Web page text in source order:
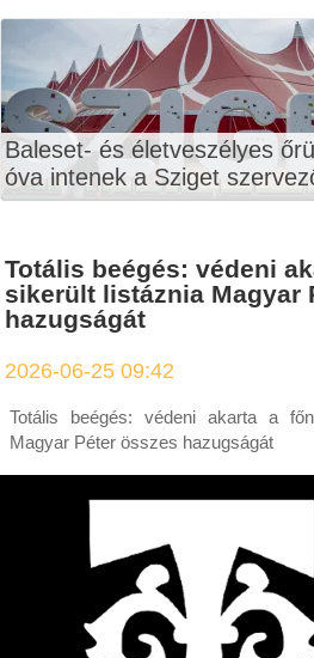
Baleset- és életveszélyes
óva intenek a Sziget
Totális beégés: védeni
sikerült listáznia Magyar
hazugságát
2026-06-25 09:42
Totális beégés: védeni akarta a
Magyar Péter összes hazugságát